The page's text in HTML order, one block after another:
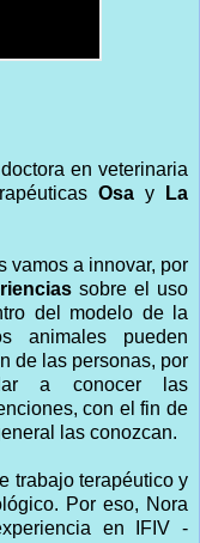
en veterinaria
Osa y
La
vamos a innovar, por
sobre el uso
del modelo de la
animales pueden
de las personas, por
a conocer las
con el fin de
las conozcan.
trabajo terapéutico y
Por eso, Nora
en IFIV -